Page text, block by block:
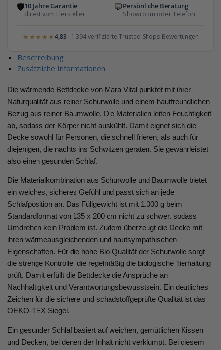
🛡10 Jahre Garantie
direkt vom Hersteller
💬Persönliche Beratung
Showroom oder Telefon
★★★★★4,83 · 1.394 verifizierte Trusted-Shops-Bewertungen
Beschreibung
Zusätzliche Informationen
Die wärmende Bettdecke von Mara Vital punktet mit ihrer
Naturqualität aus reiner Schurwolle und einem hautfreundlichen
Bezug aus reiner Baumwolle. Die Materialien leiten Feuchtigkeit
ab, sodass der Körper nicht auskühlt. Damit eignet sich die
Decke sowohl für Personen, die schnell frieren, als auch für
diejenigen, die nachts ins Schwitzen geraten. Sie gewährleistet
also einen gesunden Schlaf.
Die Materialkombination aus Schurwolle und Baumwolle bietet
ein weiches, sicheres Gefühl und passt sich an jede
Schlafposition an. Das Füllgewicht ist mit 1.000 g beim
Standardformat von 135 x 200 cm nicht zu schwer, sodass
Umdrehen kein Problem ist. Zudem überzeugt die Decke mit
ihren wärmeausgleichenden und hautsympathischen
Eigenschaften. Für die hohe Bio-Qualität der Schurwolle sorgt
die strenge Kontrolle, die regelmäßig die biologische Tierhaltung
prüft. Damit erfüllt die Bettdecke die Ansprüche an
Nachhaltigkeit und Verantwortungsbewusstsein. Ein deutliches
Zeichen für die sichere und schadstoffgeprüfte Qualität ist das
OEKO-TEX Siegel.
Ein gesunder Schlaf basiert auf weichen, gemütlichen Kissen
und Decken, bei denen der Inhalt nicht verklumpt. Bei diesem